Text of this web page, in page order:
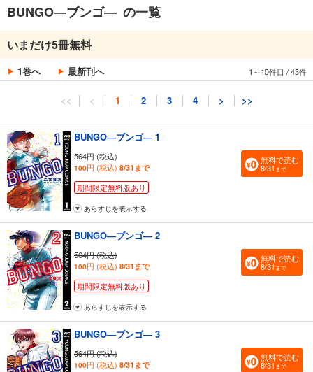
BUNGO―ブンゴ― の一覧
いまだけ5冊無料
1巻へ 最新刊へ 1～10件目 /43件
<< < 1 2 3 4 > >>
BUNGO―ブンゴ― 1
564円 (税込)
100円 (税込) 8/31まで
期間限定無料版あり
無料で読む
8/31まで
あらすじを表示する
BUNGO―ブンゴ― 2
564円 (税込)
100円 (税込) 8/31まで
期間限定無料版あり
無料で読む
8/31まで
あらすじを表示する
BUNGO―ブンゴ― 3
564円 (税込)
100円 (税込) 8/31まで
無料で読む
8/31まで